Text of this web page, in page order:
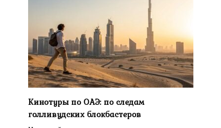
Кинотуры по ОАЭ: по следам
голливудских блокбастеров